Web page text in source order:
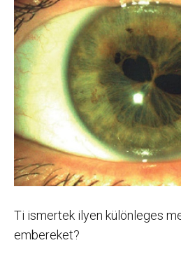
Ti ismertek ilyen különleges
embereket?